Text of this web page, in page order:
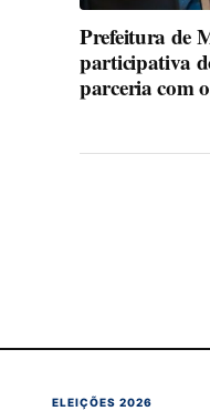
Prefeitura de
participativa
parceria com
ELEIÇÕES 2026